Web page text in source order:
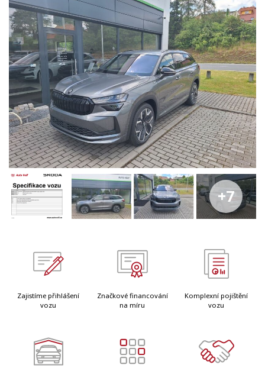
+7
Zajistíme přihlášení
vozu
Značkové financování
na míru
Komplexní pojištění
vozu